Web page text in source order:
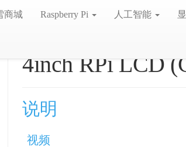
商城 Raspberry Pi 人工智能
4inch RPi LCD
说明
视频